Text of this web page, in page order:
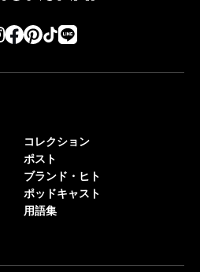
コレクション
ポスト
ブランド・ヒト
ポッドキャスト
用語集